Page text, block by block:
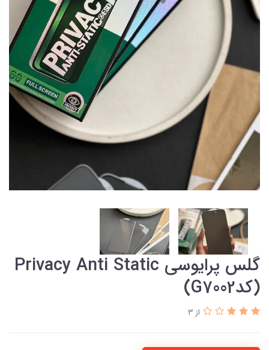
گلس پرایوسی Privacy Anti Static
(کدG7002)
از 3